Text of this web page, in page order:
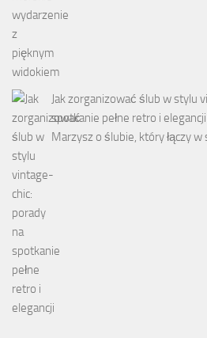
Jak zorganizować ślub w stylu
spotkanie pełne retro i elegancji
Marzysz o ślubie, który łączy